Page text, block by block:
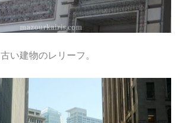
古い建物のレリーフ。